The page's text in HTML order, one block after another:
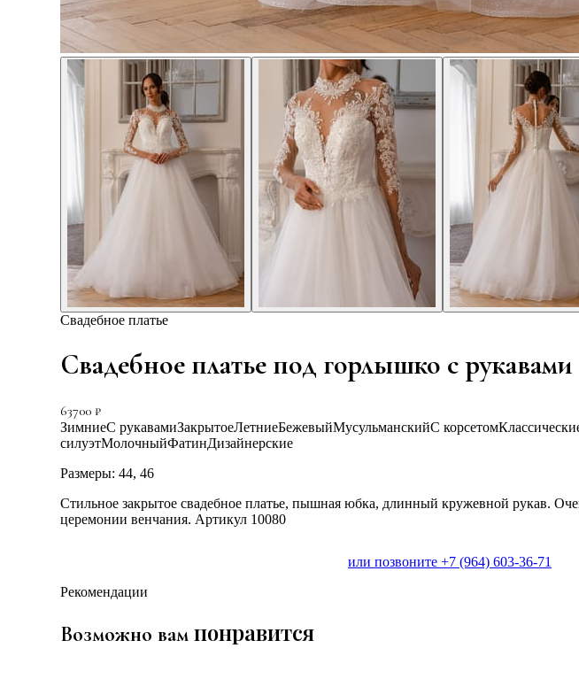
Свадебное платье
Свадебное платье под горлышко с рукавами
63700 ₽
ЗимниеС рукавамиЗакрытоеЛетниеБежевыйМусульманскийС корсетом
силуэтМолочныйФатинДизайнерские
Размеры: 44, 46
Стильное закрытое свадебное платье, пышная юбка, длинный кружевной рукав.
церемонии венчания. Артикул 10080
или позвоните +7 (964) 603-36-71
Рекомендации
Возможно вам понравится